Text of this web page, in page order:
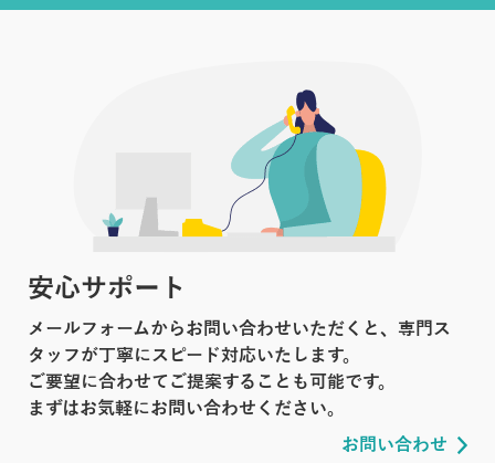
安心サポート
メールフォームからお問い合わせいただくと、専門ス
タッフが丁寧にスピード対応いたします。
ご要望に合わせてご提案することも可能です。
まずはお気軽にお問い合わせください。
お問い合わせ